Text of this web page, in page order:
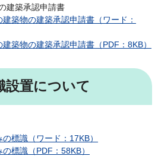
建築承認申請書
築物の建築承認申請書（ワード：
築物の建築承認申請書（PDF：8KB）
設置について
標識（ワード：17KB）
標識（PDF：58KB）